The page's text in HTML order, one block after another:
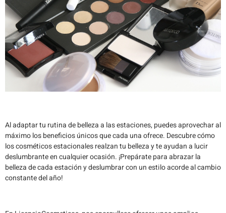
Al adaptar tu rutina de belleza a las estaciones, puedes aprovechar al
máximo los beneficios únicos que cada una ofrece. Descubre cómo
los cosméticos estacionales realzan tu belleza y te ayudan a lucir
deslumbrante en cualquier ocasión. ¡Prepárate para abrazar la
belleza de cada estación y deslumbrar con un estilo acorde al cambio
constante del año!